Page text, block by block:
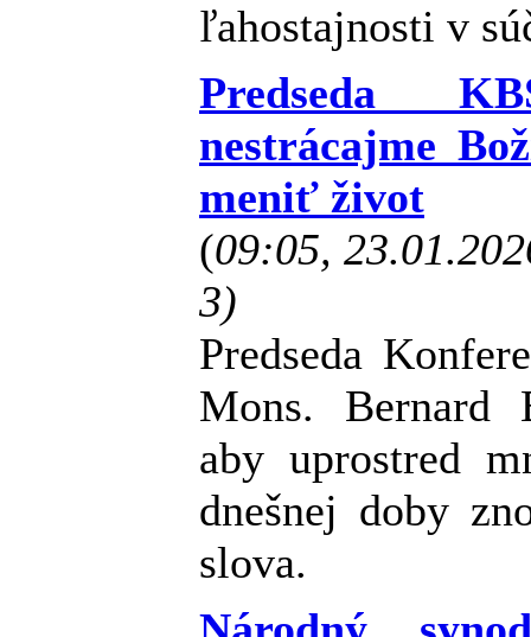
ľahostajnosti v
Predseda
nestrácajme
meniť život
(09:05,
3)
Predseda
Mons. Bernard
aby uprostred
dnešnej doby
slova.